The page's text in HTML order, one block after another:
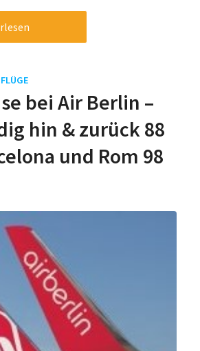
FLÜGE
bei Air Berlin –
hin & zurück 88
und Rom 98